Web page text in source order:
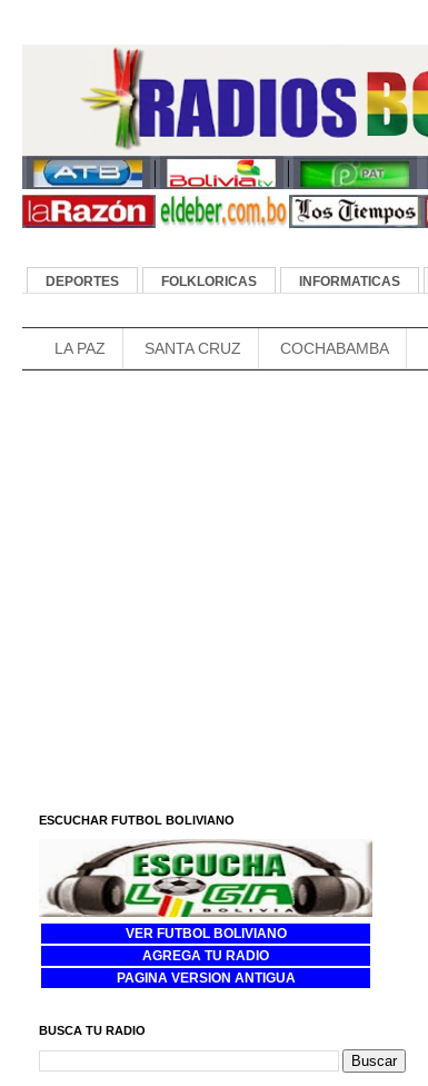
DEPORTES FOLKLORICAS INFORMATICAS
LA PAZ SANTA CRUZ COCHABAMBA
ESCUCHAR FUTBOL BOLIVIANO
VER FUTBOL BOLIVIANO
AGREGA TU RADIO
PAGINA VERSION ANTIGUA
BUSCA TU RADIO